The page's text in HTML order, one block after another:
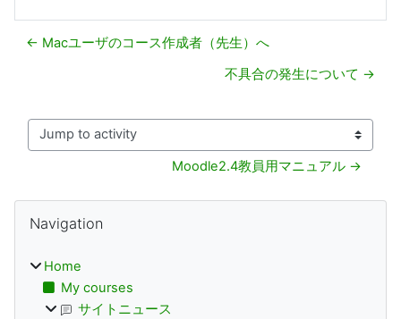
← Macユーザのコース作成者（先生）へ
不具合の発生について →
Jump to activity
Moodle2.4教員用マニュアル →
Blocks
Navigation
Home
My courses
サイトニュース